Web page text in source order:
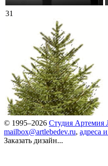
31
© 1995–2026 Студия Артемия
mailbox@artlebedev.ru, адреса
Заказать дизайн...